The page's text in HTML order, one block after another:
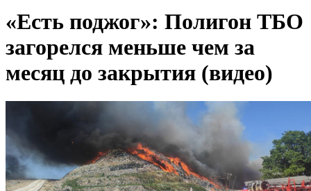
«Есть поджог»: Полигон ТБО
загорелся меньше чем за
месяц до закрытия (видео)